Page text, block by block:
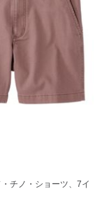
チノ・ショーツ、7イ